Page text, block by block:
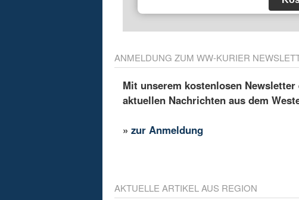
ANMELDUNG ZUM WW-KURIER
Mit unserem kostenlosen
aktuellen Nachrichten aus dem
»zur Anmeldung
AKTUELLE ARTIKEL AUS REGION